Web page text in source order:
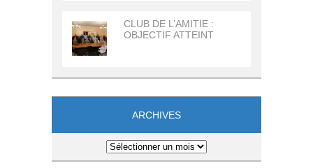
CLUB DE L’AMITIE :
OBJECTIF ATTEINT
ARCHIVES